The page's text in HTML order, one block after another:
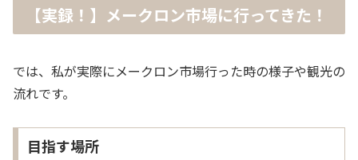
【実録！】メークロン市場に行ってきた！
では、私が実際にメークロン市場行った時の様子や観光の
流れです。
目指す場所